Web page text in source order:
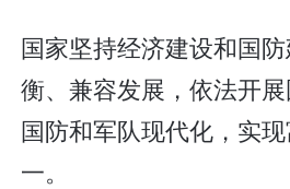
国家坚持经济建设和国
衡、兼容发展，依法开
国防和军队现代化，实
一。